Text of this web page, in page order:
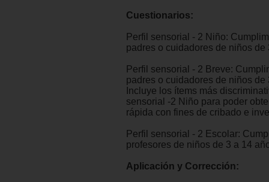
Cuestionarios:
Perfil sensorial - 2 Niño:
padres o cuidadores de niños de
Perfil sensorial - 2 Breve:
padres o cuidadores de niños de
Incluye los ítems más
sensorial -2 Niño para poder
rápida con fines de cribado e
Perfil sensorial - 2 Escolar:
profesores de niños de 3 a 14
Aplicación y Corrección: